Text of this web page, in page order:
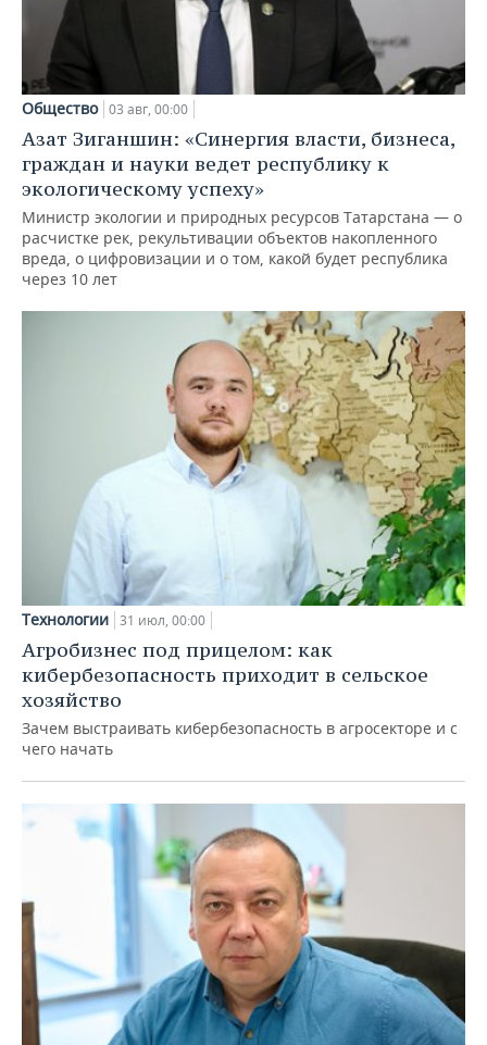
Общество 03 авг, 00:00
Азат Зиганшин: «Синергия власти, бизнеса,
граждан и науки ведет республику к
экологическому успеху»
Министр экологии и природных ресурсов Татарстана — о
расчистке рек, рекультивации объектов накопленного
вреда, о цифровизации и о том, какой будет республика
через 10 лет
Технологии 31 июл, 00:00
Агробизнес под прицелом: как
кибербезопасность приходит в сельское
хозяйство
Зачем выстраивать кибербезопасность в агросекторе и с
чего начать